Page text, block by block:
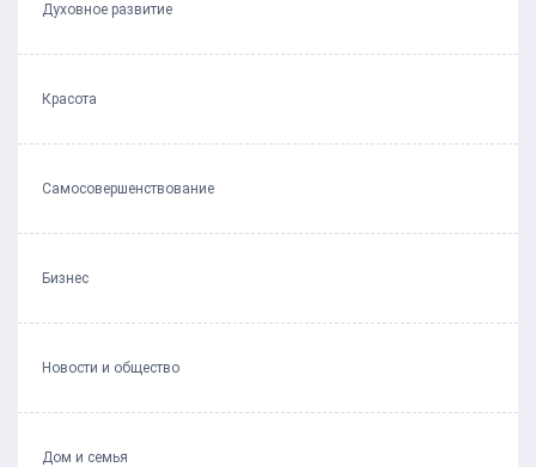
Духовное развитие
Красота
Самосовершенствование
Бизнес
Новости и общество
Дом и семья